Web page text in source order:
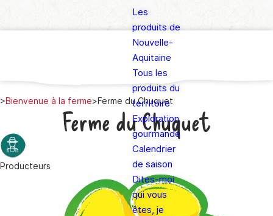
Les
produits de
Nouvelle-
Aquitaine
Tous les
produits du
territoire
Exploration
gourmande
Calendrier
de saison
Dites-moi
qui vous
êtes, je
>Bienvenue à la ferme>Ferme du Chuquet
Ferme du Chuquet
Producteurs